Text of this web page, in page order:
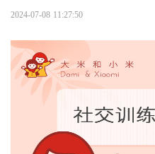
2024-07-08 11:27:50